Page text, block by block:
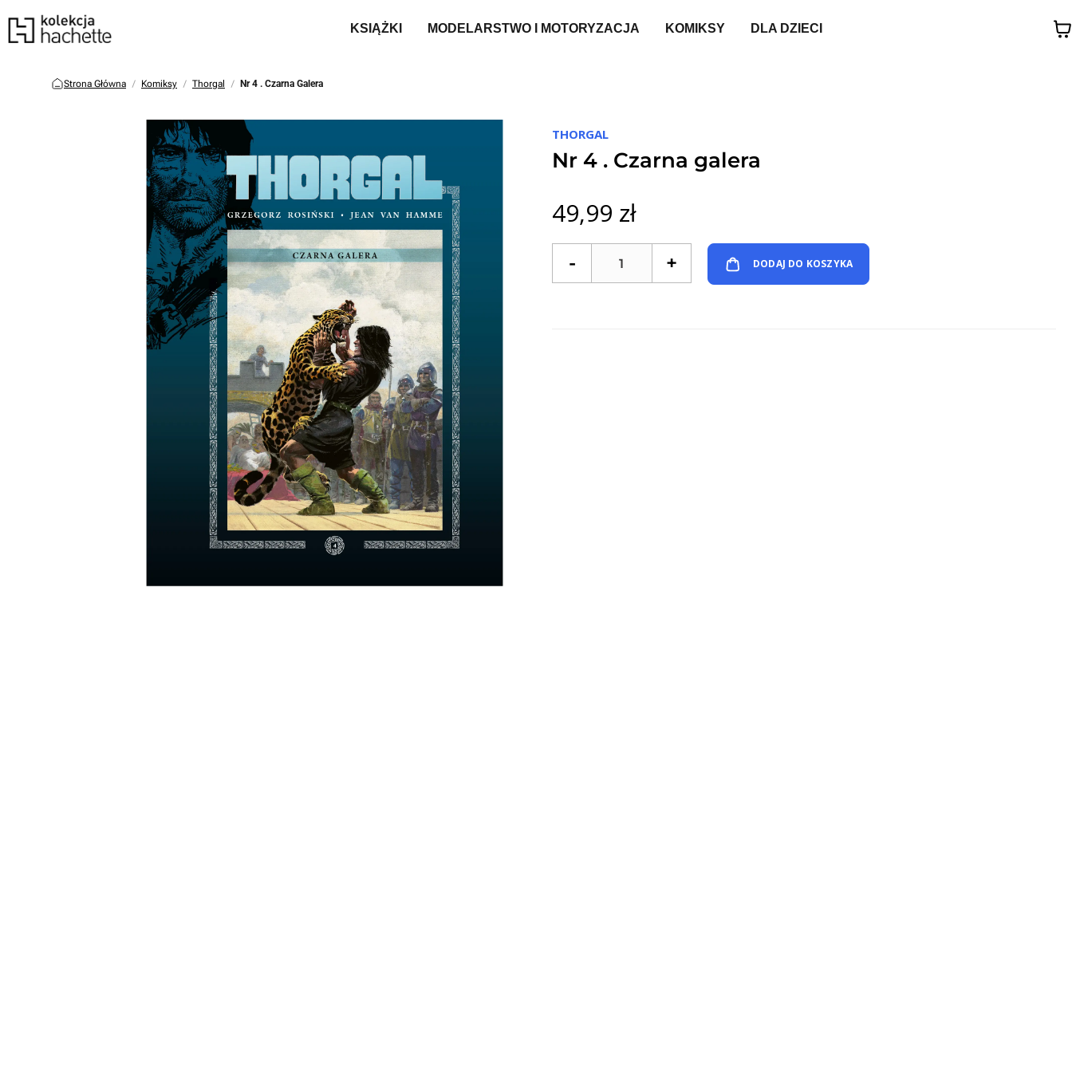
KSIĄŻKI MODELARSTWO I MOTORYZACJA KOMIKSY DLA DZIECI
Strona Główna Komiksy Thorgal Nr 4 . Czarna Galera
THORGAL
Nr 4 . Czarna galera
49,99 zł
- + DODAJ DO KOSZYKA